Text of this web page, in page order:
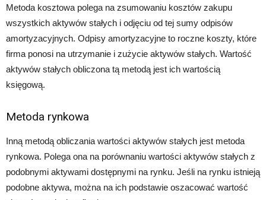
Metoda kosztowa polega na zsumowaniu kosztów zakupu
wszystkich aktywów stałych i odjęciu od tej sumy odpisów
amortyzacyjnych. Odpisy amortyzacyjne to roczne koszty, które
firma ponosi na utrzymanie i zużycie aktywów stałych. Wartość
aktywów stałych obliczona tą metodą jest ich wartością
księgową.
Metoda rynkowa
Inną metodą obliczania wartości aktywów stałych jest metoda
rynkowa. Polega ona na porównaniu wartości aktywów stałych z
podobnymi aktywami dostępnymi na rynku. Jeśli na rynku istnieją
podobne aktywa, można na ich podstawie oszacować wartość